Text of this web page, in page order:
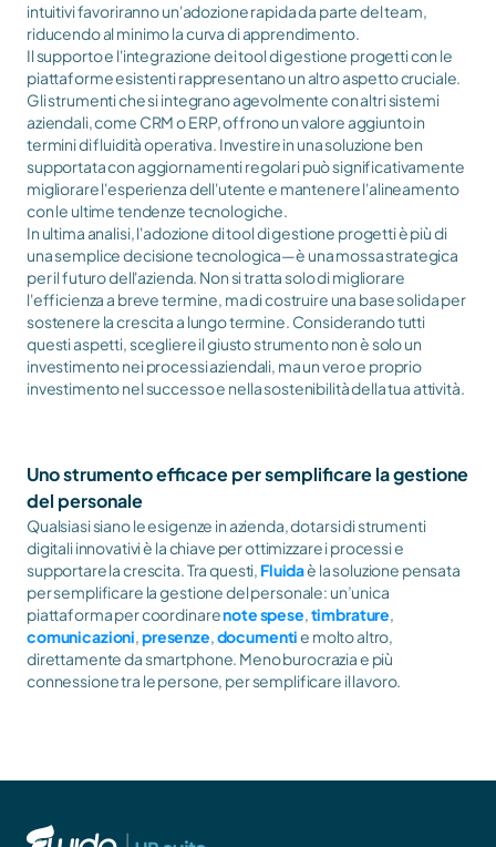
intuitivi favoriranno un'adozione rapida da parte del team,
riducendo al minimo la curva di apprendimento.
Il supporto e l'integrazione dei tool di gestione progetti con le
piattaforme esistenti rappresentano un altro aspetto cruciale.
Gli strumenti che si integrano agevolmente con altri sistemi
aziendali, come CRM o ERP, offrono un valore aggiunto in
termini di fluidità operativa. Investire in una soluzione ben
supportata con aggiornamenti regolari può significativamente
migliorare l'esperienza dell'utente e mantenere l'alineamento
con le ultime tendenze tecnologiche.
In ultima analisi, l'adozione di tool di gestione progetti è più di
una semplice decisione tecnologica—è una mossa strategica
per il futuro dell'azienda. Non si tratta solo di migliorare
l'efficienza a breve termine, ma di costruire una base solida per
sostenere la crescita a lungo termine. Considerando tutti
questi aspetti, scegliere il giusto strumento non è solo un
investimento nei processi aziendali, ma un vero e proprio
investimento nel successo e nella sostenibilità della tua attività.
Uno strumento efficace per semplificare la gestione
del personale
Qualsiasi siano le esigenze in azienda, dotarsi di strumenti
digitali innovativi è la chiave per ottimizzare i processi e
supportare la crescita. Tra questi, Fluida è la soluzione pensata
per semplificare la gestione del personale: un’unica
piattaforma per coordinare note spese, timbrature
comunicazioni, presenze, documenti e molto altro,
direttamente da smartphone. Meno burocrazia e più
connessione tra le persone, per semplificare il lavoro.